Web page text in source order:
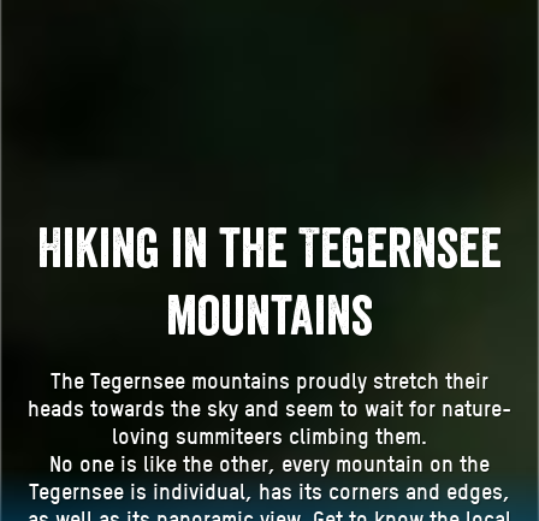
Hiking in the Tegernsee
mountains
The Tegernsee mountains proudly stretch their
heads towards the sky and seem to wait for nature-
loving summiteers climbing them.
No one is like the other, every mountain on the
Tegernsee is individual, has its corners and edges,